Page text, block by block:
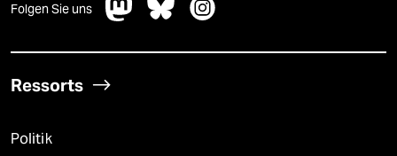
Folgen Sie uns
Ressorts
Politik